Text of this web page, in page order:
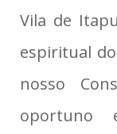
Vila de
espiritual
nosso
oportuno